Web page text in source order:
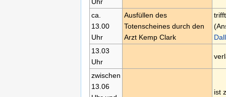
Uhr
ca.
13.00
Uhr
Ausfüllen des
Totenscheines durch den
Arzt Kemp Clark
13.03
Uhr
zwischen
13.06
ist